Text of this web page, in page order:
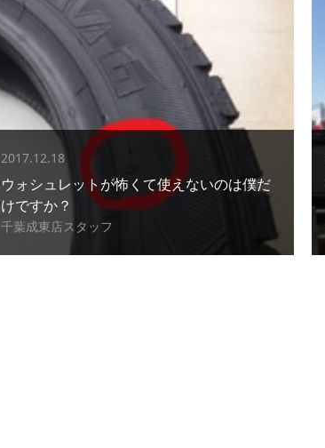
2017.12.18
ウォシュレットが怖くて使えないのは僕だ
けですか？
千葉成東店スタッフ